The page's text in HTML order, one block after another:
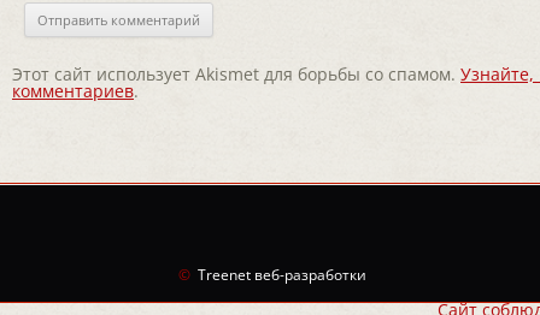
Этот сайт использует Akismet для борьбы со спамом.
комментариев.
© Treenet веб-разработки
Сайт